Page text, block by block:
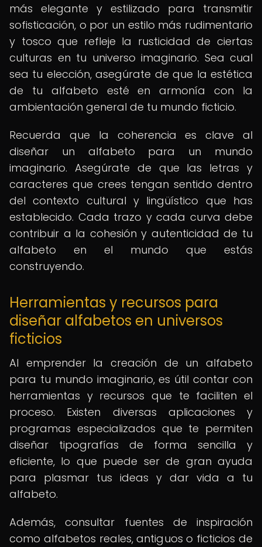
más elegante y estilizado para transmitir
sofisticación, o por un estilo más rudimentario
y tosco que refleje la rusticidad de ciertas
culturas en tu universo imaginario. Sea cual
sea tu elección, asegúrate de que la estética
de tu alfabeto esté en armonía con la
ambientación general de tu mundo ficticio.
Recuerda que la coherencia es clave al
diseñar un alfabeto para un mundo
imaginario. Asegúrate de que las letras y
caracteres que crees tengan sentido dentro
del contexto cultural y lingüístico que has
establecido. Cada trazo y cada curva debe
contribuir a la cohesión y autenticidad de tu
alfabeto en el mundo que estás
construyendo.
Herramientas y recursos para
diseñar alfabetos en universos
ficticios
Al emprender la creación de un alfabeto
para tu mundo imaginario, es útil contar con
herramientas y recursos que te faciliten el
proceso. Existen diversas aplicaciones y
programas especializados que te permiten
diseñar tipografías de forma sencilla y
eficiente, lo que puede ser de gran ayuda
para plasmar tus ideas y dar vida a tu
alfabeto.
Además, consultar fuentes de inspiración
como alfabetos reales, antiguos o ficticios de